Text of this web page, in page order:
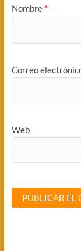
Nombre *
Correo
Web